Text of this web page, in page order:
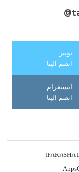
تويتر
انضم الينا
انستغرام
انضم الينا